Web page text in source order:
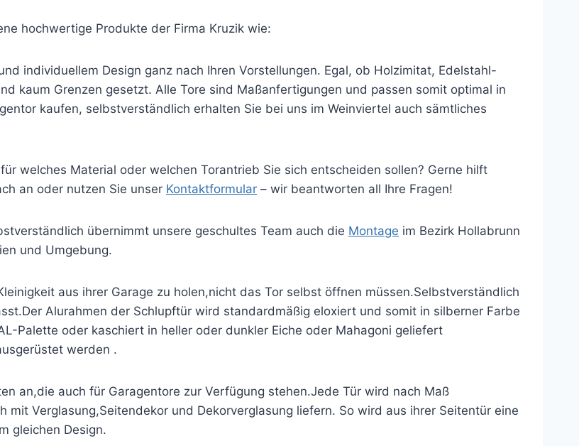
hochwertige Produkte der Firma Kruzik wie:
individuellem Design ganz nach Ihren Vorstellungen. Egal, ob Holzimitat, Edelstahl-
kaum Grenzen gesetzt. Alle Tore sind Maßanfertigungen und passen somit optimal in
kaufen, selbstverständlich erhalten Sie bei uns im Weinviertel auch sämtliches
welches Material oder welchen Torantrieb Sie sich entscheiden sollen? Gerne hilft
an oder nutzen Sie unser Kontaktformular – wir beantworten all Ihre Fragen!
übernimmt unsere geschultes Team auch die Montage im Bezirk Hollabrunn
und Umgebung.
aus ihrer Garage zu holen,nicht das Tor selbst öffnen müssen.Selbstverständlich
Alurahmen der Schlupftür wird standardmäßig eloxiert und somit in silberner Farbe
Palette oder kaschiert in heller oder dunkler Eiche oder Mahagoni geliefert
werden .
an,die auch für Garagentore zur Verfügung stehen.Jede Tür wird nach Maß
Verglasung,Seitendekor und Dekorverglasung liefern. So wird aus ihrer Seitentür eine
gleichen Design.